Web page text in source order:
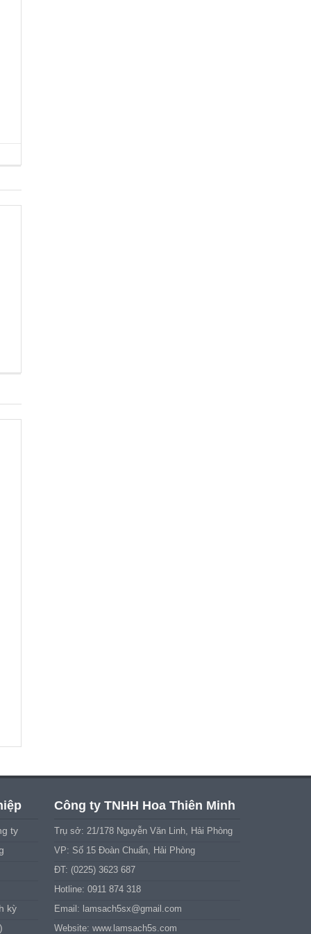
ty
kỳ
Công ty TNHH Hoa Thiên Minh
Trụ sở: 21/178 Nguyễn Văn Linh, Hải Phòng
VP: Số 15 Đoàn Chuẩn, Hải Phòng
ĐT: (0225) 3623 687
Hotline: 0911 874 318
Email: lamsach5sx@gmail.com
Website: www.lamsach5s.com